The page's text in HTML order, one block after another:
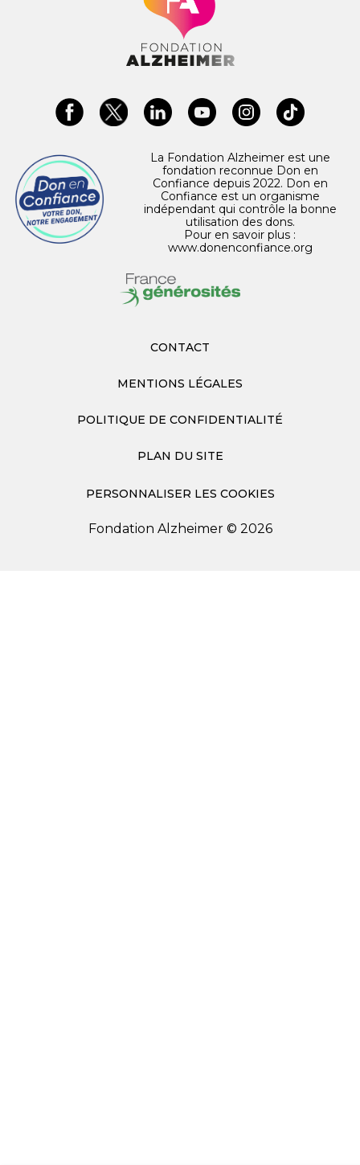
La Fondation Alzheimer est une
fondation reconnue Don en
Confiance depuis 2022. Don en
Confiance est un organisme
indépendant qui contrôle la bonne
utilisation des dons.
Pour en savoir plus :
www.donenconfiance.org
CONTACT
MENTIONS LÉGALES
POLITIQUE DE CONFIDENTIALITÉ
PLAN DU SITE
PERSONNALISER LES COOKIES
Fondation Alzheimer © 2026